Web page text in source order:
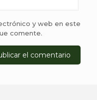
y web en este
comente.